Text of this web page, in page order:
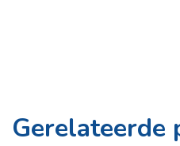
Gerelateerde